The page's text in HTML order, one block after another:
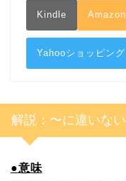
Kindle Amazon
Yahooショッピング
解説：〜に違いない
●意味